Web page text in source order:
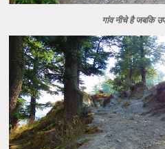
गांव नीचे है जबकि